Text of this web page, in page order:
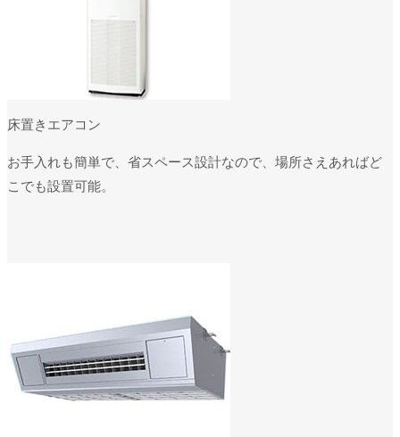
床置きエアコン
お手入れも簡単で、省スペース設計なので、場所さえあればど
こでも設置可能。